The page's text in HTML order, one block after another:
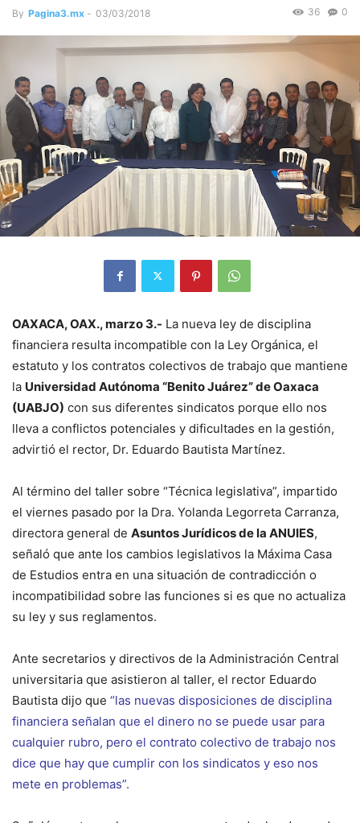
By Pagina3.mx - 03/03/2018 0
36
OAXACA, OAX., marzo 3.- La nueva ley de disciplina
financiera resulta incompatible con la Ley Orgánica, el
estatuto y los contratos colectivos de trabajo que mantiene
la Universidad Autónoma “Benito Juárez” de Oaxaca
(UABJO) con sus diferentes sindicatos porque ello nos
lleva a conflictos potenciales y dificultades en la gestión,
advirtió el rector, Dr. Eduardo Bautista Martínez.
Al término del taller sobre “Técnica legislativa”, impartido
el viernes pasado por la Dra. Yolanda Legorreta Carranza,
directora general de Asuntos Jurídicos de la ANUIES,
señaló que ante los cambios legislativos la Máxima Casa
de Estudios entra en una situación de contradicción o
incompatibilidad sobre las funciones si es que no actualiza
su ley y sus reglamentos.
Ante secretarios y directivos de la Administración Central
universitaria que asistieron al taller, el rector Eduardo
Bautista dijo que “las nuevas disposiciones de disciplina
financiera señalan que el dinero no se puede usar para
cualquier rubro, pero el contrato colectivo de trabajo nos
dice que hay que cumplir con los sindicatos y eso nos
mete en problemas”.